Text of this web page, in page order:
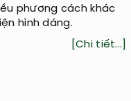
phương cách khác
hình dáng.
[Chi tiết...]